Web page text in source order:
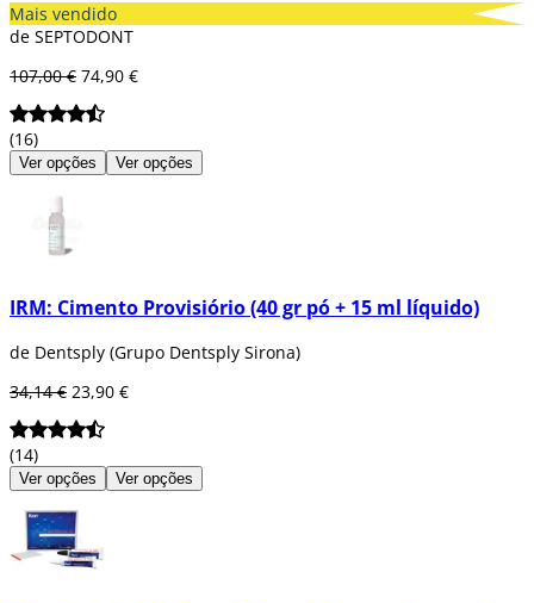
Mais vendido
de SEPTODONT
107,00 € 74,90 €
(16)
Ver opções Ver opções
IRM: Cimento Provisiório (40 gr pó + 15 ml líquido)
de Dentsply (Grupo Dentsply Sirona)
34,14 € 23,90 €
(14)
Ver opções Ver opções